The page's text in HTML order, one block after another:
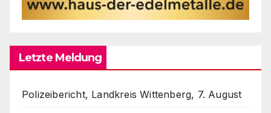
Letzte Meldung
Polizeibericht, Landkreis Wittenberg, 7. August